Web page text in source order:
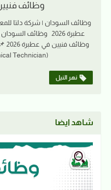
وظائف
وظائف السودان | شركة دلتا
عطبرة 2026 وظائف
(Mechanical Technician) فني ه…
نهر النيل
شاهد ايضا